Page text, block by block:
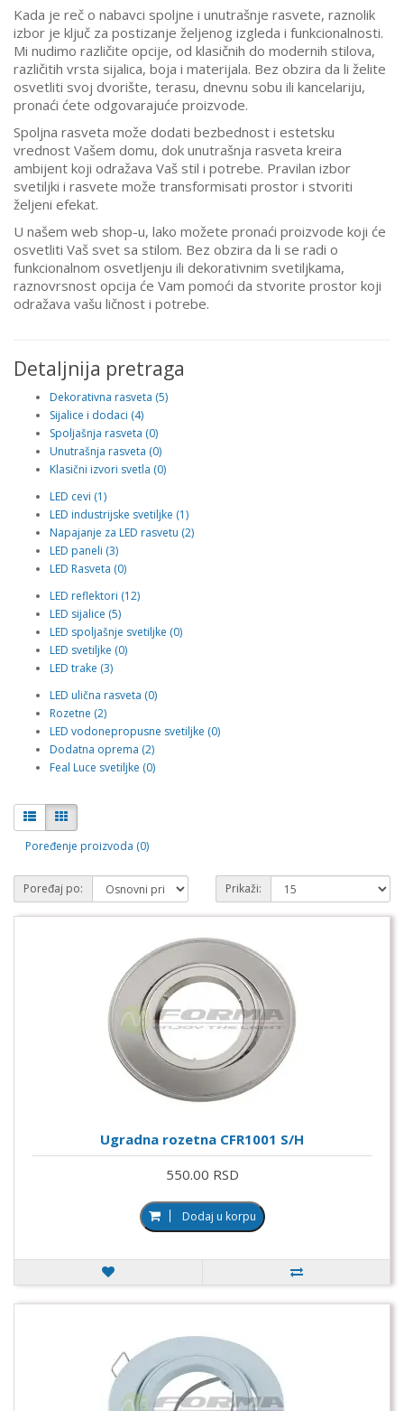
Kada je reč o nabavci spoljne i unutrašnje rasvete, raznolik
izbor je ključ za postizanje željenog izgleda i funkcionalnosti.
Mi nudimo različite opcije, od klasičnih do modernih stilova,
različitih vrsta sijalica, boja i materijala. Bez obzira da li želite
osvetliti svoj dvorište, terasu, dnevnu sobu ili kancelariju,
pronaći ćete odgovarajuće proizvode.
Spoljna rasveta može dodati bezbednost i estetsku
vrednost Vašem domu, dok unutrašnja rasveta kreira
ambijent koji odražava Vaš stil i potrebe. Pravilan izbor
svetiljki i rasvete može transformisati prostor i stvoriti
željeni efekat.
U našem web shop-u, lako možete pronaći proizvode koji će
osvetliti Vaš svet sa stilom. Bez obzira da li se radi o
funkcionalnom osvetljenju ili dekorativnim svetiljkama,
raznovrsnost opcija će Vam pomoći da stvorite prostor koji
odražava vašu ličnost i potrebe.
Detaljnija pretraga
Dekorativna rasveta (5)
Sijalice i dodaci (4)
Spoljašnja rasveta (0)
Unutrašnja rasveta (0)
Klasični izvori svetla (0)
LED cevi (1)
LED industrijske svetiljke (1)
Napajanje za LED rasvetu (2)
LED paneli (3)
LED Rasveta (0)
LED reflektori (12)
LED sijalice (5)
LED spoljašnje svetiljke (0)
LED svetiljke (0)
LED trake (3)
LED ulična rasveta (0)
Rozetne (2)
LED vodonepropusne svetiljke (0)
Dodatna oprema (2)
Feal Luce svetiljke (0)
Poređenje proizvoda (0)
Poređaj po: Prikaži:
Ugradna rozetna CFR1001 S/H
550.00 RSD
Dodaj u korpu